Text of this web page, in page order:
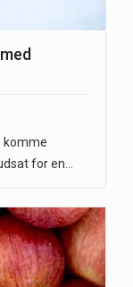
komme
for en…